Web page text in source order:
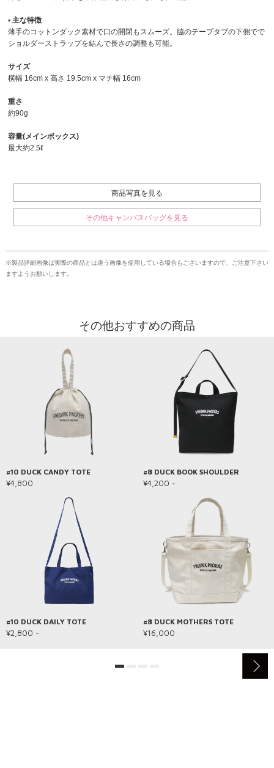
▪︎ 主な特徴
薄手のコットンダック素材で口の開閉もスムーズ。脇のテープタブの下側でで
ショルダーストラップを結んで長さの調整も可能。
サイズ
横幅 16cm x 高さ 19.5cm x マチ幅 16cm
重さ
約90g
容量(メインボックス)
最大約2.5ℓ
商品写真を見る
その他キャンバスバッグを見る
※製品詳細画像は実際の商品とは違う画像を使用している場合もございますので、ご注意下さい
ますようお願いします。
その他おすすめの商品
#10 DUCK CANDY TOTE
¥4,800
#10 DUCK DAILY TOTE
¥2,800 ~
#8 DUCK BOOK SHOULDER
¥4,200 ~
#8 DUCK MOTHERS TOTE
¥16,000